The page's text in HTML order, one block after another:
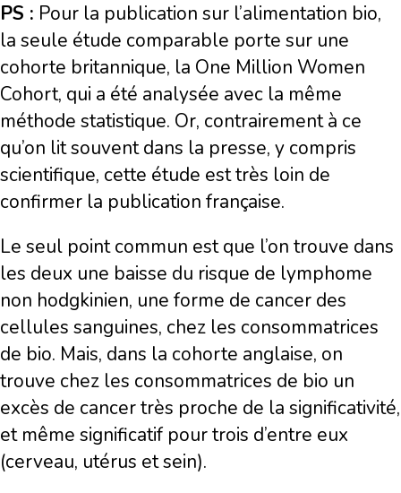
PS : Pour la publication sur l’alimentation bio,
la seule étude comparable porte sur une
cohorte britannique, la One Million Women
Cohort, qui a été analysée avec la même
méthode statistique. Or, contrairement à ce
qu’on lit souvent dans la presse, y compris
scientifique, cette étude est très loin de
confirmer la publication française.
Le seul point commun est que l’on trouve dans
les deux une baisse du risque de lymphome
non hodgkinien, une forme de cancer des
cellules sanguines, chez les consommatrices
de bio. Mais, dans la cohorte anglaise, on
trouve chez les consommatrices de bio un
excès de cancer très proche de la significativité,
et même significatif pour trois d’entre eux
(cerveau, utérus et sein).